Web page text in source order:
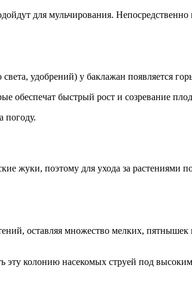
для мульчирования.
удобрений) у баклажан появляется
обеспечат быстрый рост и созревание
погоду.
жуки, поэтому для ухода за растениями
оставляя множество мелких,
колонию насекомых струей под